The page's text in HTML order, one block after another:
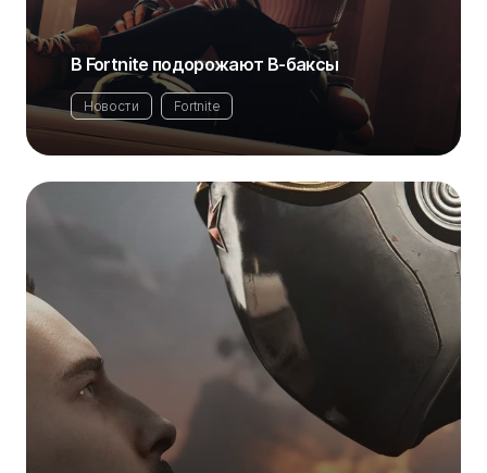
В Fortnite подорожают В-баксы
Новости Fortnite